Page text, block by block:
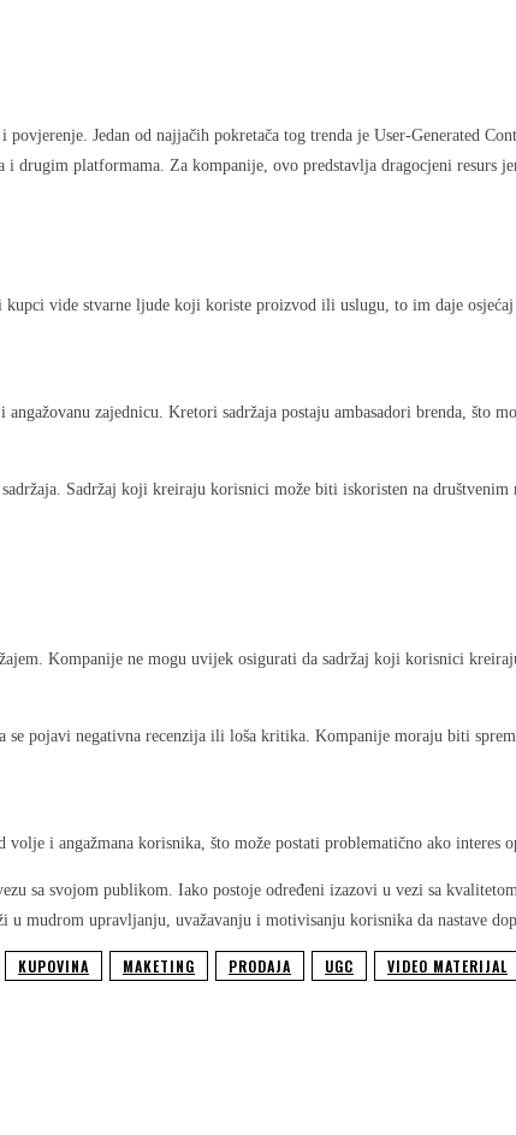
povjerenje. Jedan od najjačih pokretača tog trenda je User-Generated
platformama. Za kompanije, ovo predstavlja dragocjeni resurs
vide stvarne ljude koji koriste proizvod ili uslugu, to im daje
zajednicu. Kretori sadržaja postaju ambasadori brenda, što
Sadržaj koji kreiraju korisnici može biti iskoristen na
Kompanije ne mogu uvijek osigurati da sadržaj koji korisnici
pojavi negativna recenzija ili loša kritika. Kompanije moraju biti
i angažmana korisnika, što može postati problematično ako interes
sa svojom publikom. Iako postoje određeni izazovi u vezi sa
u mudrom upravljanju, uvažavanju i motivisanju korisnika da nastave
KUPOVINA MAKETING PRODAJA UGC VIDEO MATERIJAL